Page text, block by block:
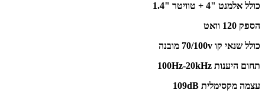
כולל אלמנט "4 + טוויטר "1.4
הספק 120 וואט
כולל שנאי קו 70/100v מובנה
תחום היענות 100Hz-20kHz
עצמה מקסימלית 109dB